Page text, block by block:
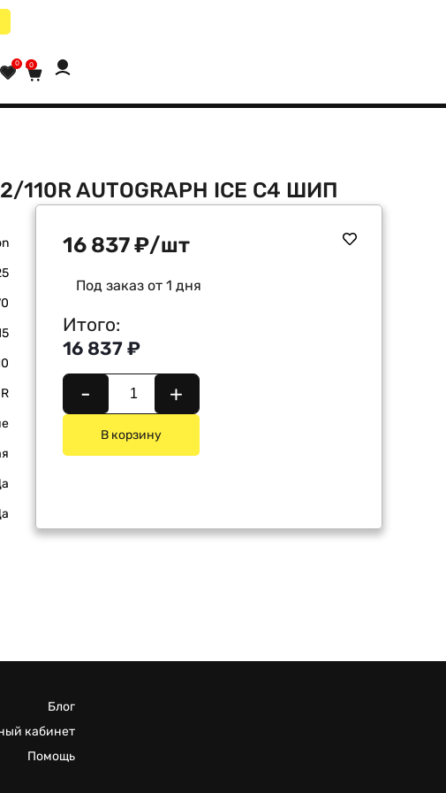
0 0
110R AUTOGRAPH ICE C4 ШИП
R
16 837₽/шт
Под заказ от 1 дня
Итого:
16 837 ₽
- +
В корзину
Блог
кабинет
Помощь